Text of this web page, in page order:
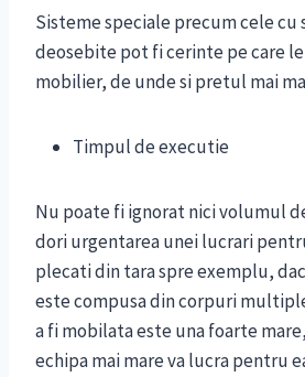
Sisteme speciale precum cele cu
deosebite pot fi cerinte pe care
mobilier, de unde si pretul mai
Timpul de executie
Nu poate fi ignorat nici volumul
dori urgentarea unei lucrari
plecati din tara spre exemplu,
este compusa din corpuri
a fi mobilata este una foarte
echipa mai mare va lucra pentru